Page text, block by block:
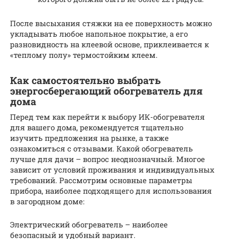
После высыхания стяжки на ее поверхность можно
укладывать любое напольное покрытие, а его
разновидность на клеевой основе, приклеивается к
«теплому полу» термостойким клеем.
Как самостоятельно выбрать
энергосберегающий обогреватель для
дома
Перед тем как перейти к выбору ИК-обогревателя
для вашего дома, рекомендуется тщательно
изучить предложения на рынке, а также
ознакомиться с отзывами. Какой обогреватель
лучше для дачи – вопрос неоднозначный. Многое
зависит от условий проживания и индивидуальных
требований. Рассмотрим основные параметры
прибора, наиболее подходящего для использования
в загородном доме:
Электрический обогреватель – наиболее
безопасный и удобный вариант.